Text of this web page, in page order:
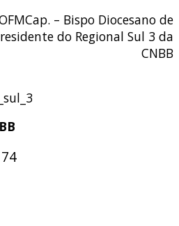
– Bispo Diocesano de
do Regional Sul 3 da
CNBB